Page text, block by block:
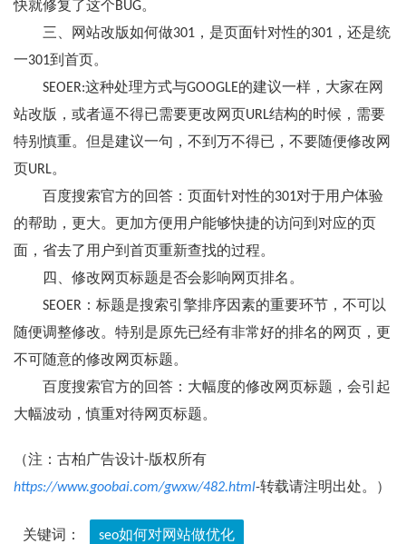
快就修复了这个BUG。
三、网站改版如何做301，是页面针对性的301，还是统
一301到首页。
SEOER:这种处理方式与GOOGLE的建议一样，大家在网
站改版，或者逼不得已需要更改网页URL结构的时候，需要
特别慎重。但是建议一句，不到万不得已，不要随便修改网
页URL。
百度搜索官方的回答：页面针对性的301对于用户体验
的帮助，更大。更加方便用户能够快捷的访问到对应的页
面，省去了用户到首页重新查找的过程。
四、修改网页标题是否会影响网页排名。
SEOER：标题是搜索引擎排序因素的重要环节，不可以
随便调整修改。特别是原先已经有非常好的排名的网页，更
不可随意的修改网页标题。
百度搜索官方的回答：大幅度的修改网页标题，会引起
大幅波动，慎重对待网页标题。
（注：古柏广告设计-版权所有
https://www.goobai.com/gwxw/482.html-转载请注明出处。）
关键词： seo如何对网站做优化